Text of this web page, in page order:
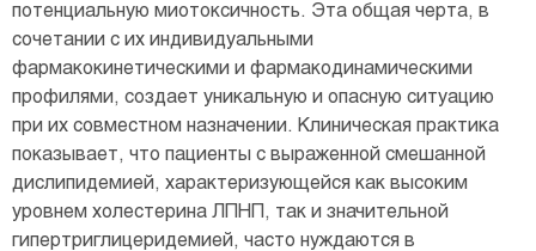
потенциальную миотоксичность. Эта общая черта, в
сочетании с их индивидуальными
фармакокинетическими и фармакодинамическими
профилями, создает уникальную и опасную ситуацию
при их совместном назначении. Клиническая практика
показывает, что пациенты с выраженной смешанной
дислипидемией, характеризующейся как высоким
уровнем холестерина ЛПНП, так и значительной
гипертриглицеридемией, часто нуждаются в